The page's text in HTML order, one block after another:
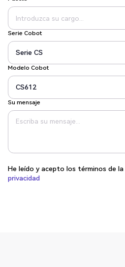
Serie Cobot
Modelo Cobot
Su mensaje
He leído y acepto los términos de la
privacidad